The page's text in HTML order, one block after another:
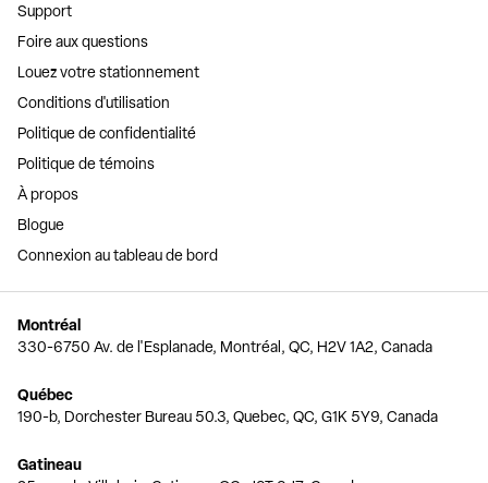
Support
Foire aux questions
Louez votre stationnement
Conditions d'utilisation
Politique de confidentialité
Politique de témoins
À propos
Blogue
Connexion au tableau de bord
Montréal
330-6750 Av. de l'Esplanade, Montréal, QC, H2V 1A2, Canada
Québec
190-b, Dorchester Bureau 50.3, Quebec, QC, G1K 5Y9, Canada
Gatineau